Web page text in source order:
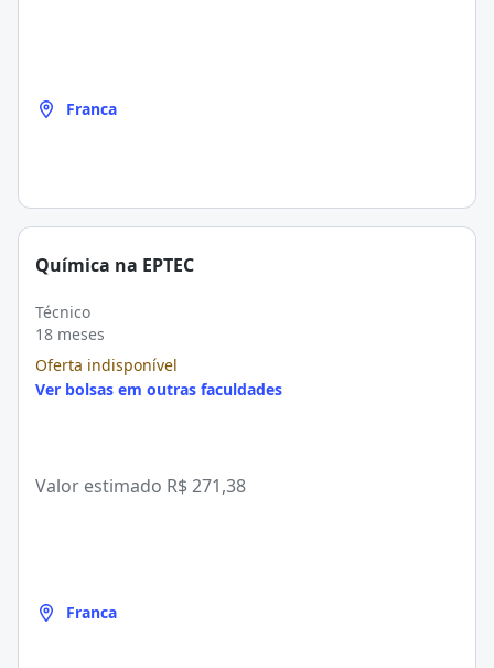
Franca
Química na EPTEC
Técnico
18 meses
Oferta indisponível
Ver bolsas em outras faculdades
Valor estimado R$ 271,38
Franca